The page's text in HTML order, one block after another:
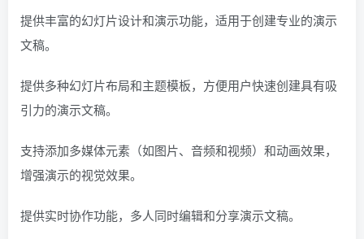
提供丰富的幻灯片设计和演示功能，适用于创建专业的演示
文稿。
提供多种幻灯片布局和主题模板，方便用户快速创建具有吸
引力的演示文稿。
支持添加多媒体元素（如图片、音频和视频）和动画效果，
增强演示的视觉效果。
提供实时协作功能，多人同时编辑和分享演示文稿。